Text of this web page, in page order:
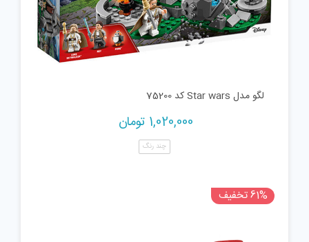
لگو مدل Star wars کد 75200
1,020,000 تومان
چند رنگ
61% تخفیف